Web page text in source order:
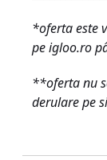
*oferta este
pe igloo.ro
**oferta nu
derulare pe